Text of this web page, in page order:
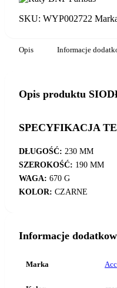
SKU: WYP002722
Opis Informacje
Opis produktu
SPECYFIKACJA
DŁUGOŚĆ: 230 MM
SZEROKOŚĆ: 190 MM
WAGA: 670 G
KOLOR: CZARNE
Informacje
Marka